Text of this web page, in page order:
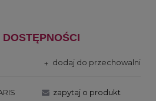
dodaj do przechowalni
zapytaj o produkt